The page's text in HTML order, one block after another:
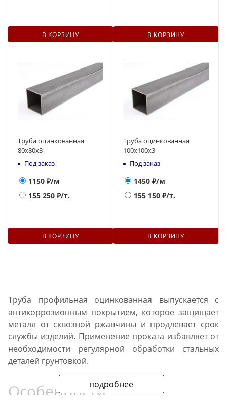
В КОРЗИНУ В КОРЗИНУ
Труба оцинкованная
80x80x3
Под заказ
1150 ₽/м
155 250 ₽/т.
В КОРЗИНУ
Труба оцинкованная
100x100x3
Под заказ
1450 ₽/м
155 150 ₽/т.
В КОРЗИНУ
подробнее
Труба профильная оцинкованная выпускается с
антикоррозионным покрытием, которое защищает
металл от сквозной ржавчины и продлевает срок
службы изделий. Применение проката избавляет от
необходимости регулярной обработки стальных
деталей грунтовкой.
Особенности